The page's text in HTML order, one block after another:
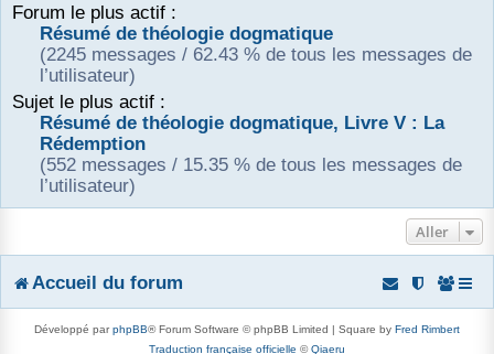
Forum le plus actif :
Résumé de théologie dogmatique
(2245 messages / 62.43 % de tous les messages de
l’utilisateur)
Sujet le plus actif :
Résumé de théologie dogmatique, Livre V : La
Rédemption
(552 messages / 15.35 % de tous les messages de
l’utilisateur)
Aller
Accueil du forum
Développé parphpBB® Forum Software © phpBB Limited | Square by Fred Rimbert
Traduction française officielle ©Qiaeru